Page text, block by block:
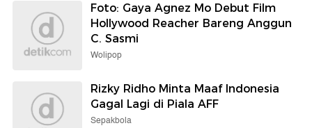
Foto: Gaya Agnez Mo Debut Film
Hollywood Reacher Bareng Anggun
C. Sasmi
Wolipop
Rizky Ridho Minta Maaf Indonesia
Gagal Lagi di Piala AFF
Sepakbola